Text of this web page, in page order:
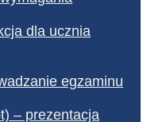
dla ucznia
egzaminu
– prezentacja